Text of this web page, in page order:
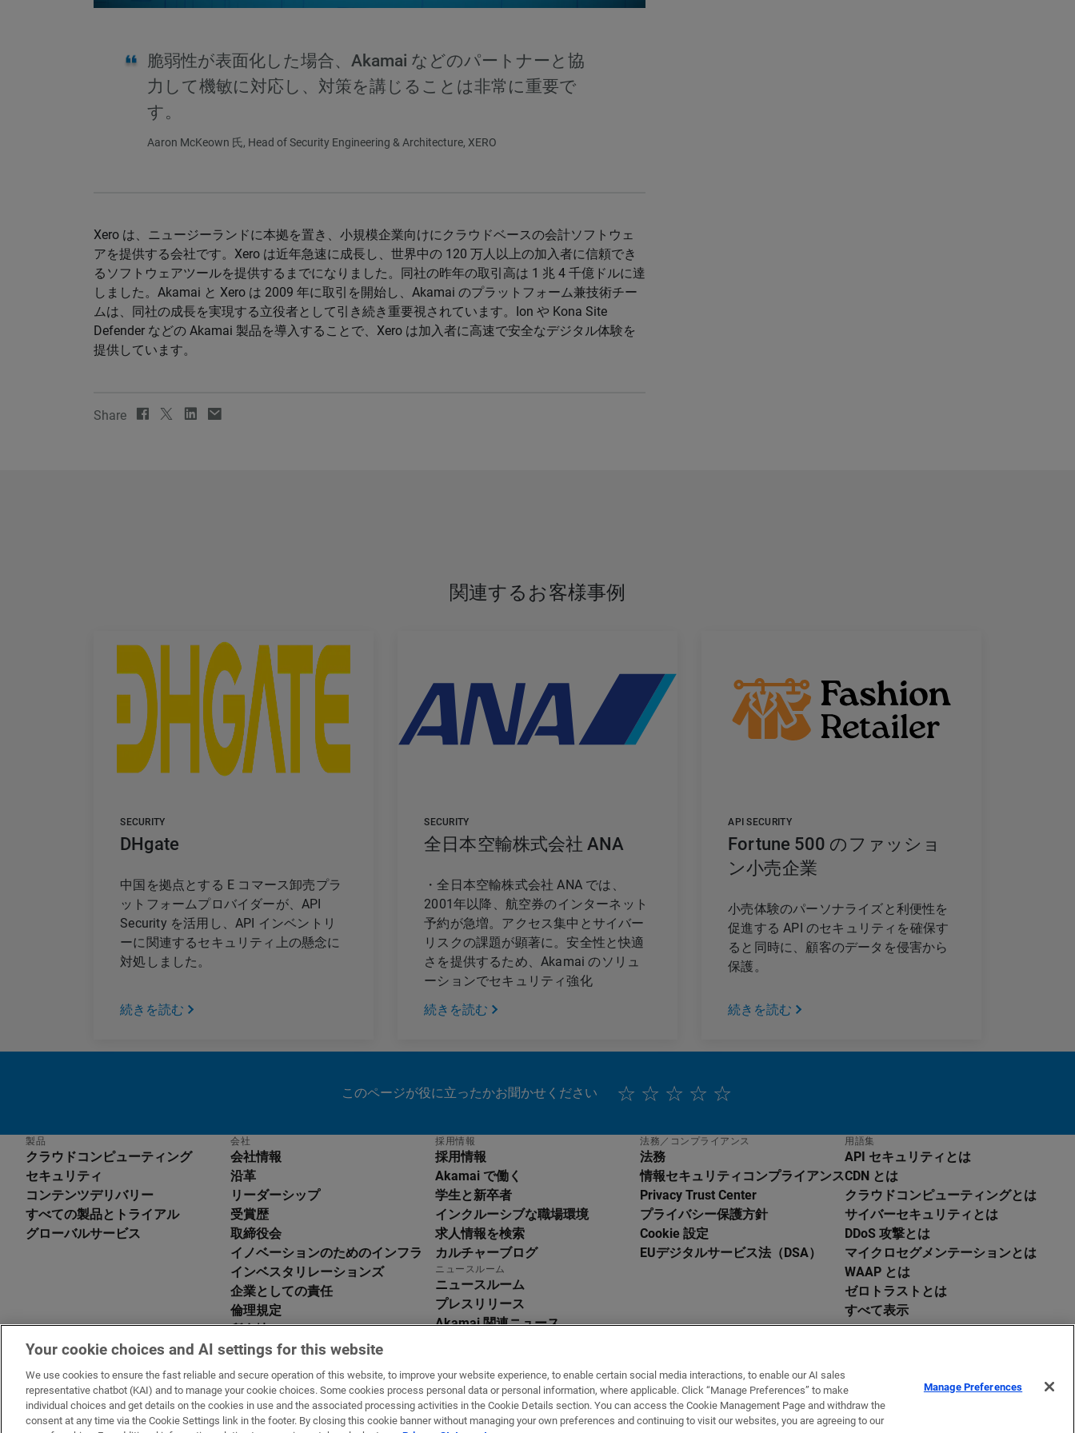
脆弱性が表面化した場合、Akamai などのパートナーと協
力して機敏に対応し、対策を講じることは非常に重要で
す。
Aaron McKeown 氏, Head of Security Engineering & Architecture, XERO
Xero は、ニュージーランドに本拠を置き、小規模企業向けにクラウドベースの会計ソフトウェ
アを提供する会社です。Xero は近年急速に成長し、世界中の 120 万人以上の加入者に信頼でき
るソフトウェアツールを提供するまでになりました。同社の昨年の取引高は 1 兆 4 千億ドルに達
しました。Akamai と Xero は 2009 年に取引を開始し、Akamai のプラットフォーム兼技術チー
ムは、同社の成長を実現する立役者として引き続き重要視されています。Ion や Kona Site
Defender などの Akamai 製品を導入することで、Xero は加入者に高速で安全なデジタル体験を
提供しています。
Share
関連するお客様事例
SECURITY
DHgate
中国を拠点とする E コマース卸売プラ
ットフォームプロバイダーが、API
Security を活用し、API インベントリ
ーに関連するセキュリティ上の懸念に
対処しました。
続きを読む
SECURITY
全日本空輸株式会社 ANA
・全日本空輸株式会社 ANA では、
2001年以降、航空券のインターネット
予約が急増。アクセス集中とサイバー
リスクの課題が顕著に。安全性と快適
さを提供するため、Akamai のソリュ
ーションでセキュリティ強化
続きを読む
API SECURITY
Fortune 500 のファッショ
ン小売企業
小売体験のパーソナライズと利便性を
促進する API のセキュリティを確保す
ると同時に、顧客のデータを侵害から
保護。
続きを読む
このページが役に立ったかお聞かせください
製品
クラウドコンピューティング
セキュリティ
コンテンツデリバリー
すべての製品とトライアル
グローバルサービス
会社
会社情報
沿革
リーダーシップ
受賞歴
取締役会
イノベーションのためのインフラ
インベスタリレーションズ
企業としての責任
倫理規定
所在地
脆弱性報告制度
アクセシビリティに関するステート
メント
採用情報
採用情報
Akamai で働く
学生と新卒者
インクルーシブな職場環境
求人情報を検索
カルチャーブログ
ニュースルーム
ニュースルーム
プレスリリース
Akamai 関連ニュース
法務／コンプライアンス
法務
情報セキュリティコンプライアンス
Privacy Trust Center
プライバシー保護方針
Cookie 設定
EUデジタルサービス法（DSA）
用語集
API セキュリティとは
CDN とは
クラウドコンピューティングとは
サイバーセキュリティとは
DDoS 攻撃とは
マイクロセグメンテーションとは
WAAP とは
ゼロトラストとは
すべて表示
EMEA における法的通知サービス稼働状況 お問い合わせ日本語
English
Deutsch
Português
中文
日本語
한국어
Your cookie choices and AI settings for this website
We use cookies to ensure the fast reliable and secure operation of this website, to improve your website experience, to enable certain social media interactions, to enable our AI sales
representative chatbot (KAI) and to manage your cookie choices. Some cookies process personal data or personal information, where applicable. Click “Manage Preferences” to make
individual choices and get details on the cookies in use and the associated processing activities in the Cookie Details section. You can access the Cookie Management Page and withdraw the
consent at any time via the Cookie Settings link in the footer. By closing this cookie banner without managing your own preferences and continuing to visit our websites, you are agreeing to our
Manage Preferences